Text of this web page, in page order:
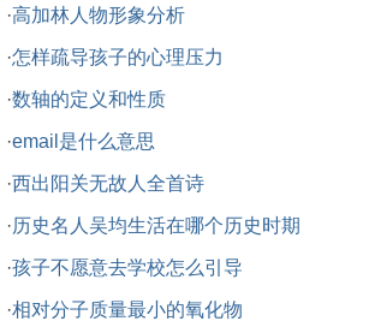
·高加林人物形象分析
·怎样疏导孩子的心理压力
·数轴的定义和性质
·email是什么意思
·西出阳关无故人全首诗
·历史名人吴均生活在哪个历史时期
·孩子不愿意去学校怎么引导
·相对分子质量最小的氧化物